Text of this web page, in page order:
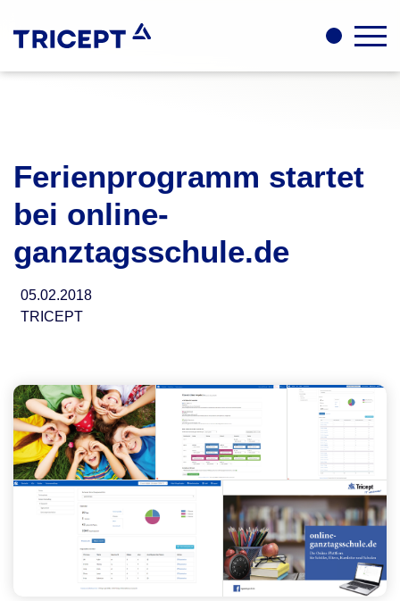
Ferienprogramm startet
bei online-
ganztagsschule.de
05.02.2018
TRICEPT